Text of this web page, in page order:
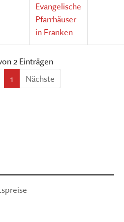
Evangelische
Pfarrhäuser
in Franken
2 Einträgen
1 Nächste